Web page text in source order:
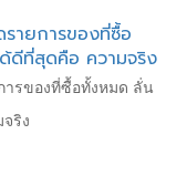
ายการของที่ซื้อ
ดีที่สุดคือ ความจริง
ารของที่ซื้อทั้งหมด ลั่น
ริง